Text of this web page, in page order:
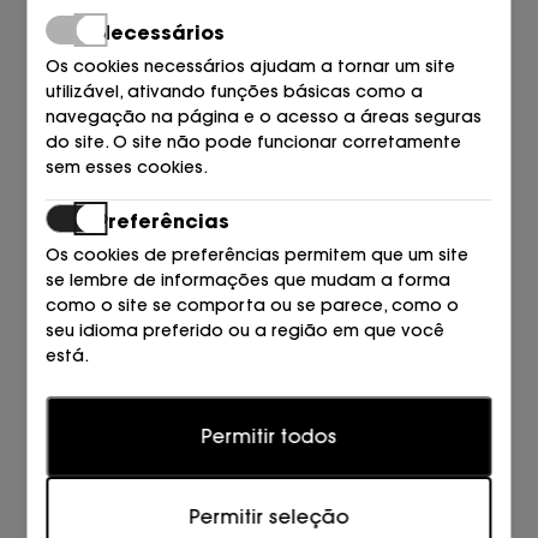
47,00 €
LACOSTE
GORRA 031 NOIR
KENZO
GORRA VISERA 38 VANILLA
Necessários
Os cookies necessários ajudam a tornar um site
utilizável, ativando funções básicas como a
navegação na página e o acesso a áreas seguras
do site. O site não pode funcionar corretamente
sem esses cookies.
Preferências
Os cookies de preferências permitem que um site
se lembre de informações que mudam a forma
como o site se comporta ou se parece, como o
seu idioma preferido ou a região em que você
está.
Os cookies estatísticos ajudam os proprietários de
Permitir todos
Permitir seleção